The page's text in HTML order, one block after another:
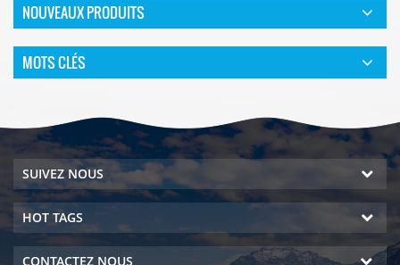
NOUVEAUX PRODUITS
MOTS CLÉS
SUIVEZ NOUS
HOT TAGS
CONTACTEZ NOUS